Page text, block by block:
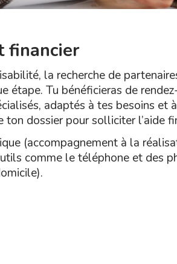
financier
la recherche de
étape. Tu bénéficieras de
adaptés à tes besoins et
dossier pour solliciter l’aide
(accompagnement à la
comme le téléphone et des